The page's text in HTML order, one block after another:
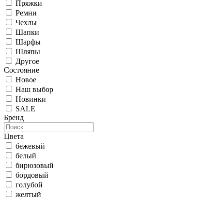
Пряжки
Ремни
Чехлы
Шапки
Шарфы
Шляпы
Другое
Состояние
Новое
Наш выбор
Новинки
SALE
Бренд
Цвета
бежевый
белый
бирюзовый
бордовый
голубой
желтый